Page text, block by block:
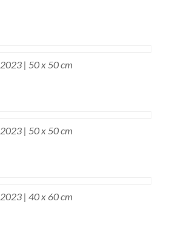
2023 | 50 x 50 cm
2023 | 50 x 50 cm
2023 | 40 x 60 cm